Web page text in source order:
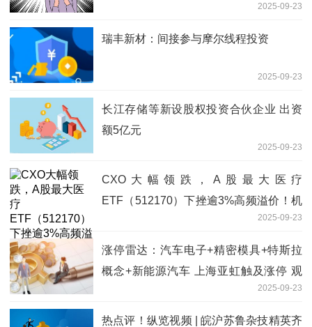
2025-09-23
瑞丰新材：间接参与摩尔线程投资
2025-09-23
长江存储等新设股权投资合伙企业 出资
额5亿元
2025-09-23
CXO大幅领跌，A股最大医疗
ETF（512170）下挫逾3%高频溢价！机
构：集采反内卷，医疗龙头有望复苏2025-09-23
涨停雷达：汽车电子+精密模具+特斯拉
概念+新能源汽车 上海亚虹触及涨停 观
2025-09-23
热点评！纵览视频 | 皖沪苏鲁杂技精英齐